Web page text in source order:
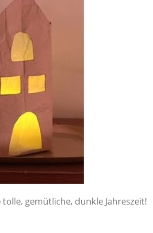
gemütliche, dunkle Jahreszeit!